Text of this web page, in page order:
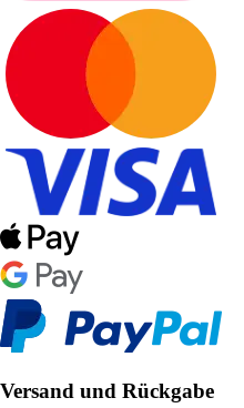
Versand und Rückgabe